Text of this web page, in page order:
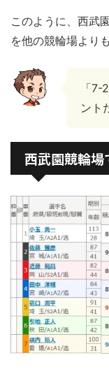
このように、西武
を他の競輪場より
「
ント
西武園競輪場